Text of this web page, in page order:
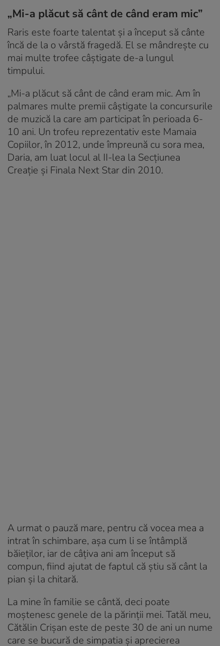
„Mi-a plăcut să cânt de când eram mic”
Raris este foarte talentat și a început să cânte
încă de la o vârstă fragedă. El se mândrește cu
mai multe trofee câștigate de-a lungul
timpului.
„Mi-a plăcut să cânt de când eram mic. Am în
palmares multe premii câștigate la concursurile
de muzică la care am participat în perioada 6-
10 ani. Un trofeu reprezentativ este Mamaia
Copiilor, în 2012, unde împreună cu sora mea,
Daria, am luat locul al II-lea la Secțiunea
Creație și Finala Next Star din 2010.
A urmat o pauză mare, pentru că vocea mea a
intrat în schimbare, așa cum li se întâmplă
băieților, iar de câțiva ani am început să
compun, fiind ajutat de faptul că știu să cânt la
pian și la chitară.
La mine în familie se cântă, deci poate
moștenesc genele de la părinții mei. Tatăl meu,
Cătălin Crișan este de peste 30 de ani un nume
care se bucură de simpatia și aprecierea